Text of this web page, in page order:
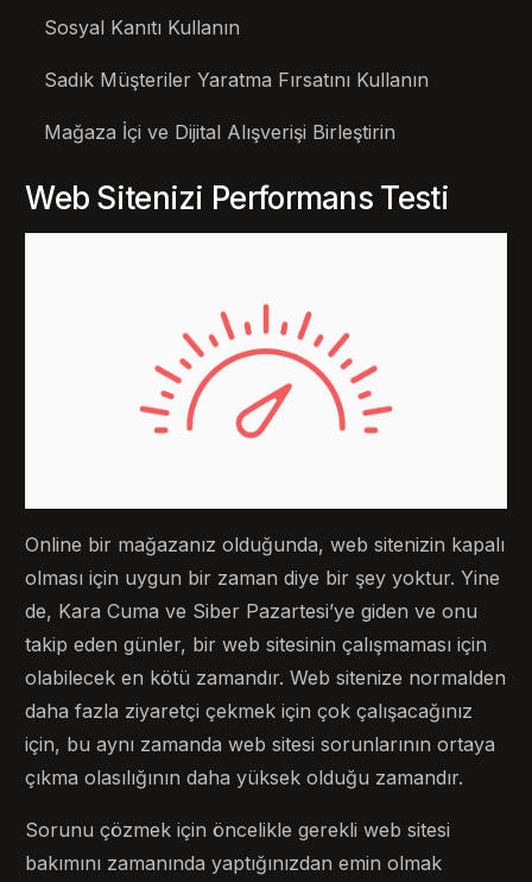
Sosyal Kanıtı Kullanın
Sadık Müşteriler Yaratma Fırsatını Kullanın
Mağaza İçi ve Dijital Alışverişi Birleştirin
Web Sitenizi Performans Testi
Online bir mağazanız olduğunda, web sitenizin kapalı
olması için uygun bir zaman diye bir şey yoktur. Yine
de, Kara Cuma ve Siber Pazartesi’ye giden ve onu
takip eden günler, bir web sitesinin çalışmaması için
olabilecek en kötü zamandır. Web sitenize normalden
daha fazla ziyaretçi çekmek için çok çalışacağınız
için, bu aynı zamanda web sitesi sorunlarının ortaya
çıkma olasılığının daha yüksek olduğu zamandır.
Sorunu çözmek için öncelikle gerekli web sitesi
bakımını zamanında yaptığınızdan emin olmak